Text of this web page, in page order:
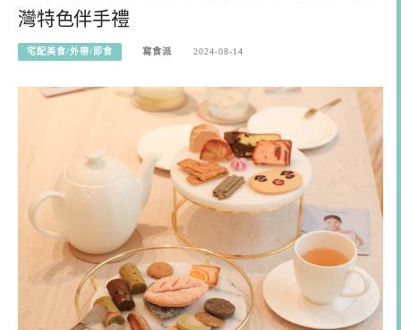
灣特色伴手禮
宅配美食/外帶/即食 寫食派 2024-08-14